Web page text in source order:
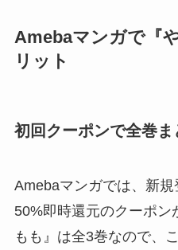
Amebaマンガで『
リット
初回クーポンで全巻
Amebaマンガでは、新
50%即時還元のクーポン
もも』は全3巻なので、